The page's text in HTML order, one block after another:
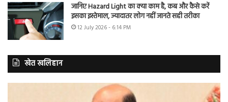
जानिए Hazard Light का क्या काम है, कब और कैसे करें
इसका इस्तेमाल, ज्यादातर लोग नहीं जानते सही तरीका
12 July 2026 - 6:14 PM
खेत खलिहान